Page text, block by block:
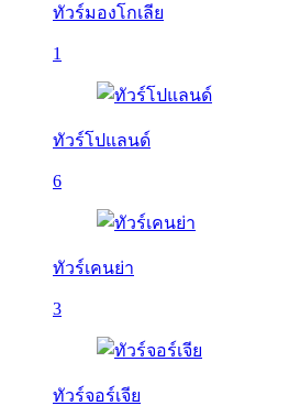
ทัวร์มองโกเลีย
1
ทัวร์โปแลนด์
6
ทัวร์เคนย่า
3
ทัวร์จอร์เจีย